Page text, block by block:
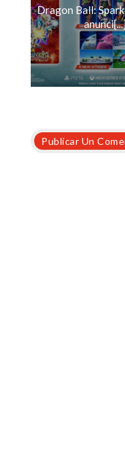
Dragon Ball:
Publicar Un